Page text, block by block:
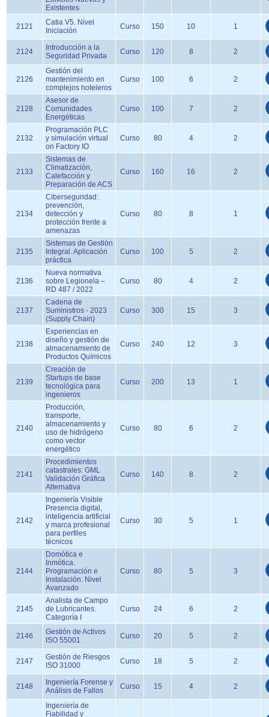
Existentes
2121
Catia V5. Nivel
Iniciación
Curso 150 10 1
2124
Introducción a la
Seguridad Privada
Curso 120 8 2
2126
Gestión del
mantenimiento en
complejos hoteleros
Curso 100 6 2
2128
Asesor de
Comunidades
Energéticas
Curso 100 7 2
2132
Programación PLC
y simulación virtual
on Factory IO
Curso 80 4 2
2133
Sistemas de
Climatización,
Calefacción y
Preparación de ACS
Curso 160 16 2
2134
Ciberseguridad:
prevención,
detección y
protección frente a
amenazas
Curso 80 8 1
2135
Sistemas de Gestión
Integral. Aplicación
práctica
Curso 100 5 2
2136
Nueva normativa
sobre Legionela –
RD 487 / 2022
Curso 80 4 2
2137
Cadena de
Suministros - 2023
(Supply Chain)
Curso 300 15 3
2138
Experiencias en
diseño y gestión de
almacenamiento de
Productos Químicos
Curso 240 12 3
2139
Creación de
Startups de base
tecnológica para
ingenieros
Curso 200 13 1
2140
Producción,
transporte,
almacenamiento y
uso de hidrógeno
como vector
energético
Curso 80 6 2
2141
Procedimientos
catastrales: GML
Validación Gráfica
Alternativa
Curso 140 8 2
2142
Ingeniería Visible
Presencia digital,
inteligencia artificial
y marca profesional
para perfiles
técnicos
Curso 30 5 1
2144
Domótica e
Inmótica.
Programación e
Instalación. Nivel
Avanzado
Curso 80 5 3
2145
Analista de Campo
de Lubricantes.
Categoría I
Curso 24 6 2
2146
Gestión de Activos
ISO 55001
Curso 20 5 2
2147
Gestión de Riesgos
ISO 31000
Curso 18 5 2
2148
Ingeniería Forense y
Análisis de Fallos
Curso 15 4 2
Ingeniería de
Fiabilidad y